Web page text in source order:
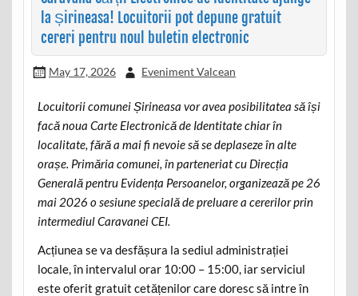
la Șirineasa! Locuitorii pot depune gratuit
cereri pentru noul buletin electronic
May 17, 2026 Eveniment Valcean
Locuitorii comunei Șirineasa vor avea posibilitatea să își
facă noua Carte Electronică de Identitate chiar în
localitate, fără a mai fi nevoie să se deplaseze în alte
orașe. Primăria comunei, în parteneriat cu Direcția
Generală pentru Evidența Persoanelor, organizează pe 26
mai 2026 o sesiune specială de preluare a cererilor prin
intermediul Caravanei CEI.
Acțiunea se va desfășura la sediul administrației
locale, în intervalul orar 10:00 – 15:00, iar serviciul
este oferit gratuit cetățenilor care doresc să intre în